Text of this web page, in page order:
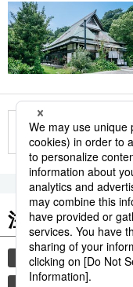
注目のキーワ
共同通信ニュース